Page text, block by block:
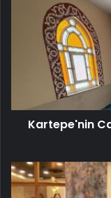
Kartepe'nin